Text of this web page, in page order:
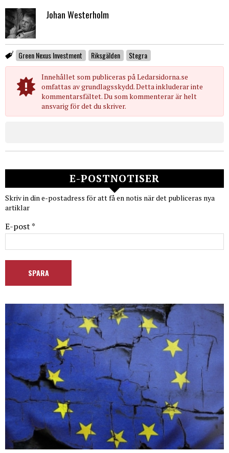
Johan Westerholm
Green Nexus Investment Riksgälden Stegra
Innehållet som publiceras på Ledarsidorna.se
omfattas av grundlagsskydd. Detta inkluderar inte
kommentarsfältet. Du som kommenterar är helt
ansvarig för det du skriver.
E-POSTNOTISER
Skriv in din e-postadress för att få en notis när det publiceras nya
artiklar
E-post *